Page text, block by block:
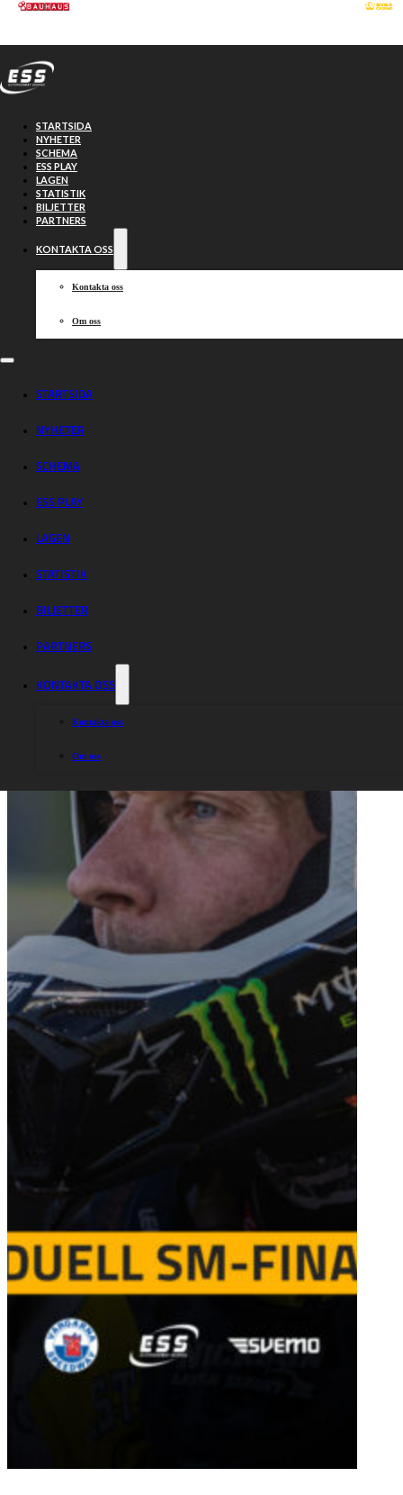
Hoppa till huvudinnehåll
STARTSIDA
NYHETER
SCHEMA
ESS PLAY
LAGEN
STATISTIK
BILJETTER
PARTNERS
KONTAKTA OSS
Kontakta oss
Om oss
STARTSIDA
NYHETER
SCHEMA
ESS PLAY
LAGEN
STATISTIK
BILJETTER
PARTNERS
KONTAKTA OSS
Kontakta oss
Om oss
Individuella SM
direktsänds på
ESS Play